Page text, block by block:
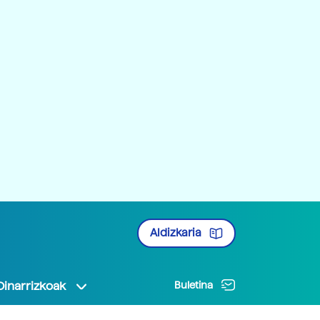
Aldizkaria
Buletina